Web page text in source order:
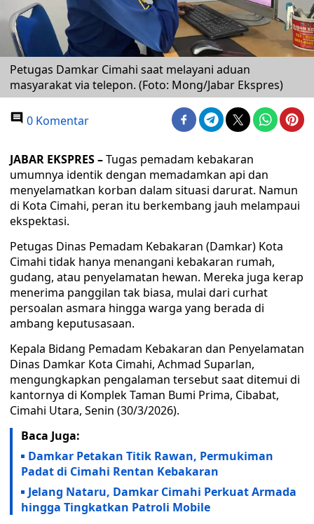
Petugas Damkar Cimahi saat melayani aduan
masyarakat via telepon. (Foto: Mong/Jabar Ekspres)
0 Komentar
JABAR EKSPRES –Tugas pemadam kebakaran
umumnya identik dengan memadamkan api dan
menyelamatkan korban dalam situasi darurat. Namun
di Kota Cimahi, peran itu berkembang jauh melampaui
ekspektasi.
Petugas Dinas Pemadam Kebakaran (Damkar) Kota
Cimahi tidak hanya menangani kebakaran rumah,
gudang, atau penyelamatan hewan. Mereka juga kerap
menerima panggilan tak biasa, mulai dari curhat
persoalan asmara hingga warga yang berada di
ambang keputusasaan.
Kepala Bidang Pemadam Kebakaran dan Penyelamatan
Dinas Damkar Kota Cimahi, Achmad Suparlan,
mengungkapkan pengalaman tersebut saat ditemui di
kantornya di Komplek Taman Bumi Prima, Cibabat,
Cimahi Utara, Senin (30/3/2026).
Baca Juga:
Damkar Petakan Titik Rawan, Permukiman
Padat di Cimahi Rentan Kebakaran
Jelang Nataru, Damkar Cimahi Perkuat Armada
hingga Tingkatkan Patroli Mobile